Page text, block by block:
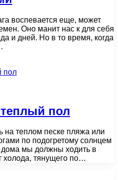
воспевается еще, может
Оно манит нас к для себя
и дней. Но в то время, когда
пол
на теплом песке пляжа или
по подогретому солнцем
дома мы должны ходить в
холода, тянущего по…